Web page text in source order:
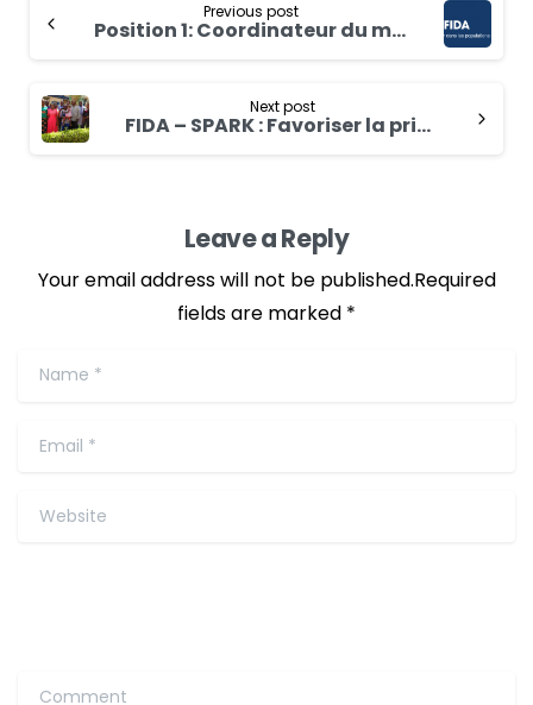
Previous post
Position 1: Coordinateur du mécanisme de transformation du genre dans l’adaptation au changement climatique (GTM) au Burkina Faso
Next post
FIDA – SPARK : Favoriser la prise en compte des personnes handicapées dans le PAFA-4R
Leave a Reply
Your email address will not be published.Required
fields are marked *
Name*
Email
Website
Comment